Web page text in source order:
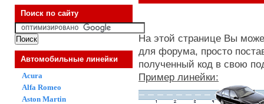
Поиск по сайту
Автомобильные линейки
Acura
Alfa Romeo
Aston Martin
На этой странице Вы
для форума, просто
полученный код в свою
Пример линейки: